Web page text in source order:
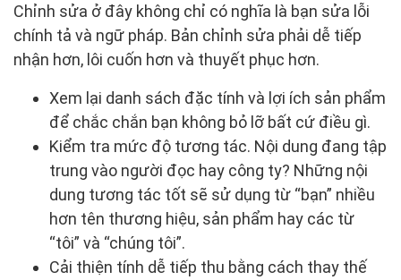
Chỉnh sửa ở đây không chỉ có nghĩa là bạn sửa lỗi
chính tả và ngữ pháp. Bản chỉnh sửa phải dễ tiếp
nhận hơn, lôi cuốn hơn và thuyết phục hơn.
Xem lại danh sách đặc tính và lợi ích sản phẩm
để chắc chắn bạn không bỏ lỡ bất cứ điều gì.
Kiểm tra mức độ tương tác. Nội dung đang tập
trung vào người đọc hay công ty? Những nội
dung tương tác tốt sẽ sử dụng từ “bạn” nhiều
hơn tên thương hiệu, sản phẩm hay các từ
“tôi” và “chúng tôi”.
Cải thiện tính dễ tiếp thu bằng cách thay thế